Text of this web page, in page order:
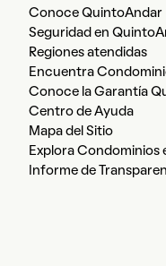
Conoce QuintoAndar
Seguridad en
Regiones atendidas
Encuentra
Conoce la Garantía
Centro de Ayuda
Mapa del Sitio
Explora Condominios
Informe de